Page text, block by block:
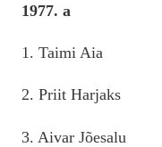
1977. a
1. Taimi Aia
2. Priit Harjaks
3. Aivar Jõesalu